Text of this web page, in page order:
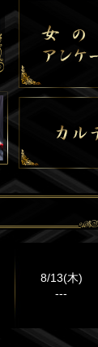
8/13(木)
---